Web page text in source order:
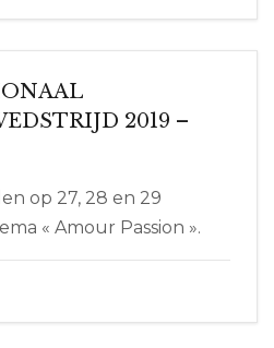
2019 –
op 27, 28 en 29
« Amour Passion ».